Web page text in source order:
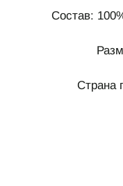
Состав:
Страна